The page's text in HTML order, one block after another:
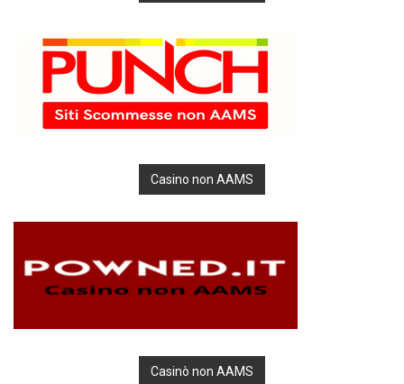
Casino non AAMS
Casinò non AAMS